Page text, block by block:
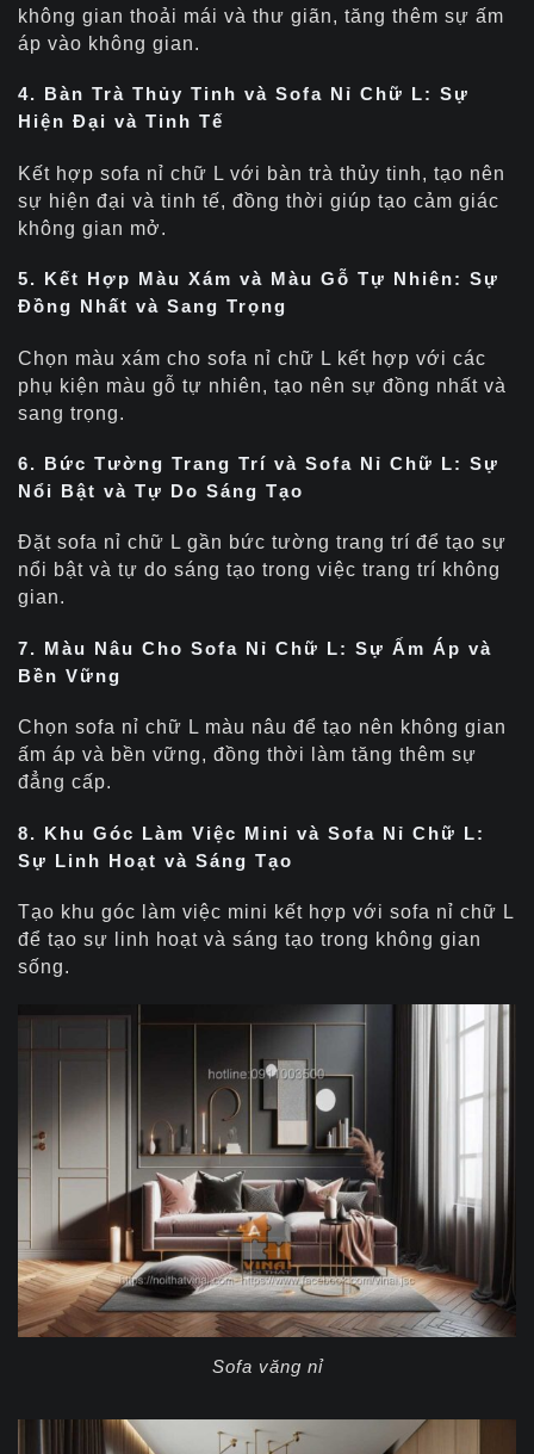
không gian thoải mái và thư giãn, tăng thêm sự ấm
áp vào không gian.
4. Bàn Trà Thủy Tinh và Sofa Nỉ Chữ L: Sự
Hiện Đại và Tinh Tế
Kết hợp sofa nỉ chữ L với bàn trà thủy tinh, tạo nên
sự hiện đại và tinh tế, đồng thời giúp tạo cảm giác
không gian mở.
5. Kết Hợp Màu Xám và Màu Gỗ Tự Nhiên: Sự
Đồng Nhất và Sang Trọng
Chọn màu xám cho sofa nỉ chữ L kết hợp với các
phụ kiện màu gỗ tự nhiên, tạo nên sự đồng nhất và
sang trọng.
6. Bức Tường Trang Trí và Sofa Nỉ Chữ L: Sự
Nổi Bật và Tự Do Sáng Tạo
Đặt sofa nỉ chữ L gần bức tường trang trí để tạo sự
nổi bật và tự do sáng tạo trong việc trang trí không
gian.
7. Màu Nâu Cho Sofa Nỉ Chữ L: Sự Ấm Áp và
Bền Vững
Chọn sofa nỉ chữ L màu nâu để tạo nên không gian
ấm áp và bền vững, đồng thời làm tăng thêm sự
đẳng cấp.
8. Khu Góc Làm Việc Mini và Sofa Nỉ Chữ L:
Sự Linh Hoạt và Sáng Tạo
Tạo khu góc làm việc mini kết hợp với sofa nỉ chữ L
để tạo sự linh hoạt và sáng tạo trong không gian
sống.
Sofa văng nỉ